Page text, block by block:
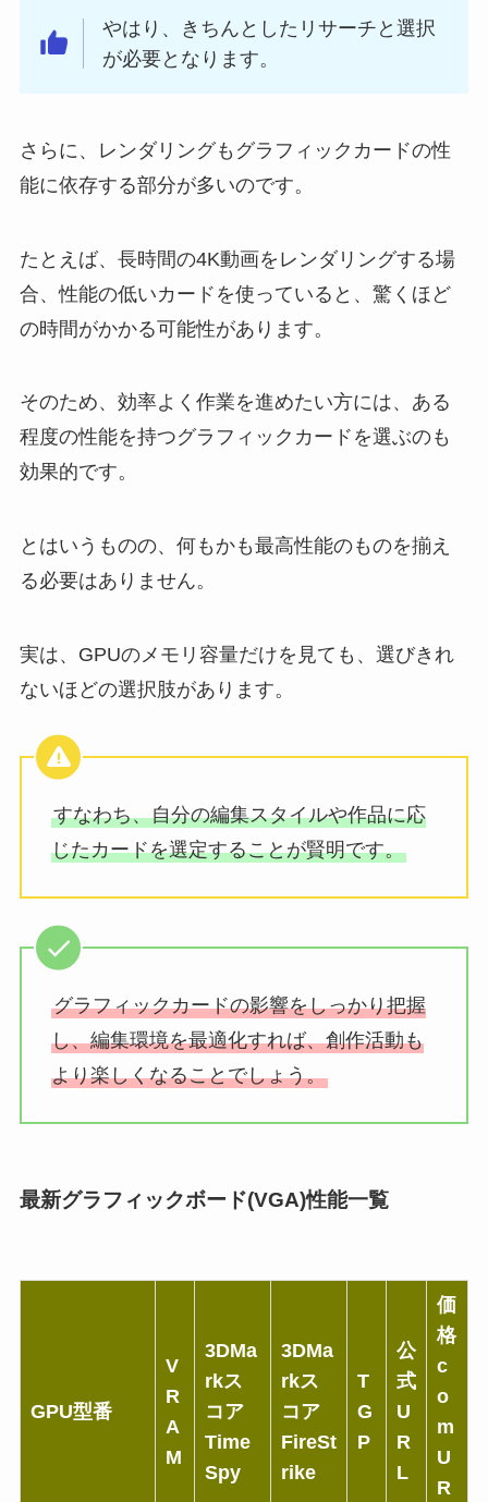
やはり、きちんとしたリサーチと選択
が必要となります。
さらに、レンダリングもグラフィックカードの性
能に依存する部分が多いのです。
たとえば、長時間の4K動画をレンダリングする場
合、性能の低いカードを使っていると、驚くほど
の時間がかかる可能性があります。
そのため、効率よく作業を進めたい方には、ある
程度の性能を持つグラフィックカードを選ぶのも
効果的です。
とはいうものの、何もかも最高性能のものを揃え
る必要はありません。
実は、GPUのメモリ容量だけを見ても、選びきれ
ないほどの選択肢があります。
すなわち、自分の編集スタイルや作品に応
じたカードを選定することが賢明です。
グラフィックカードの影響をしっかり把握
し、編集環境を最適化すれば、創作活動も
より楽しくなることでしょう。
最新グラフィックボード(VGA)性能一覧
GPU型番
V
R
A
M
3DMa
rkス
コア
Time
Spy
3DMa
rkス
コア
FireSt
rike
T
G
P
公
式
U
R
L
価
格
c
o
m
U
R